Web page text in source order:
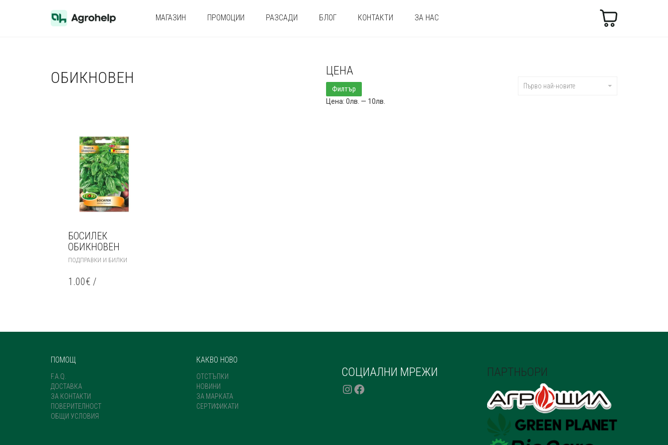
МАГАЗИН ПРОМОЦИИ РАЗСАДИ БЛОГ КОНТАКТИ ЗА НАС Търсене
ОБИКНОВЕН Първо най-новите
ЦЕНА
Минимална
цена
Максимална
цена
Филтър
Цена: 0лв. — 10лв.
БОСИЛЕК
ОБИКНОВЕН
ПОДПРАВКИ И БИЛКИ
1.00€ /
ПОМОЩ
F.A.Q.
ДОСТАВКА
ЗА КОНТАКТИ
ПОВЕРИТЕЛНОСТ
ОБЩИ УСЛОВИЯ
КАКВО НОВО
ОТСТЪПКИ
НОВИНИ
ЗА МАРКАТА
СЕРТИФИКАТИ
СОЦИАЛНИ МРЕЖИ
INSTAGRAM
FACEBOOK
ПАРТНЬОРИ